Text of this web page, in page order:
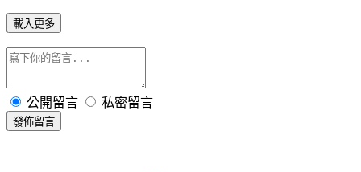
載入更多
公開留言 私密留言
發佈留言